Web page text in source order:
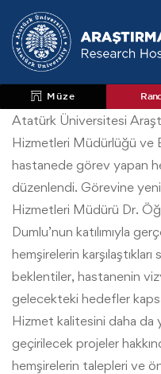
Müze
Atatürk Üniversitesi
Hizmetleri Müdürlüğü ve
hastanede görev yapan
düzenlendi. Görevine yeni
Hizmetleri Müdürü Dr.
Dumlu’nun katılımıyla
hemşirelerin
beklentiler, hastanenin
gelecekteki hedefler
Hizmet kalitesini daha da
geçirilecek projeler
hemşirelerin talepleri ve